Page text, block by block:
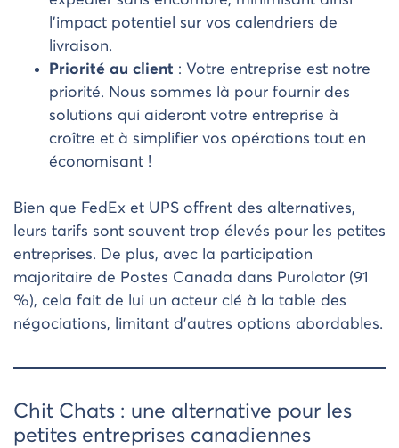
l’impact potentiel sur vos calendriers de
livraison.
Priorité au client : Votre entreprise est notre
priorité. Nous sommes là pour fournir des
solutions qui aideront votre entreprise à
croître et à simplifier vos opérations tout en
économisant !
Bien que FedEx et UPS offrent des alternatives,
leurs tarifs sont souvent trop élevés pour les petites
entreprises. De plus, avec la participation
majoritaire de Postes Canada dans Purolator (91
%), cela fait de lui un acteur clé à la table des
négociations, limitant d’autres options abordables.
Chit Chats : une alternative pour les
petites entreprises canadiennes